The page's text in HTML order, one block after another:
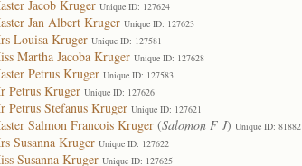
Jacob Kruger Unique ID: 127624
Jan Albert Kruger Unique ID: 127623
Louisa Kruger Unique ID: 127581
Martha Jacoba Kruger Unique ID: 127628
Petrus Kruger Unique ID: 127583
Petrus Kruger Unique ID: 127626
Petrus Stefanus Kruger Unique ID: 127621
Salmon Francois Kruger (Salomon F J) Unique ID: 81882
Susanna Kruger Unique ID: 127622
Susanna Kruger Unique ID: 127625